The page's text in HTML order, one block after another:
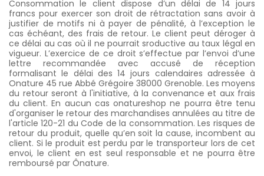
Consommation le client dispose d’un délai de 14 jours
francs pour exercer son droit de rétractation sans avoir à
justifier de motifs ni à payer de pénalité, à l’exception le
cas échéant, des frais de retour. Le client peut déroger à
ce délai au cas où il ne pourrait sroductive au taux légal en
vigueur. L’exercice de ce droit s’effectue par l’envoi d’une
lettre recommandée avec accusé de réception
formalisant le délai des 14 jours calendaires adressée à
Onature 45 rue Abbé Grégoire 38000 Grenoble. Les moyens
du retour seront à l'initiative, à la convenance et aux frais
du client. En aucun cas onatureshop ne pourra être tenu
d'organiser le retour des marchandises annulées au titre de
l'article 120-21 du Code de la consommation. Les risques de
retour du produit, quelle qu’en soit la cause, incombent au
client. Si le produit est perdu par le transporteur lors de cet
envoi, le client en est seul responsable et ne pourra être
remboursé par Ônature.